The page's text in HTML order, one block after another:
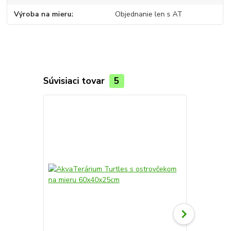
Výroba na mieru Objednanie len s AT
Súvisiaci tovar 5